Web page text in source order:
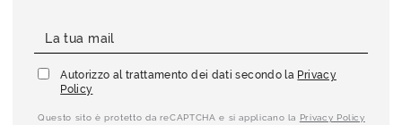
Autorizzo al trattamento dei dati secondo la Privacy
Policy
Questo sito è protetto da reCAPTCHA e si applicano la Privacy Policy